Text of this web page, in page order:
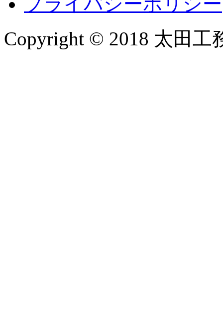
Copyright © 2018 太田工